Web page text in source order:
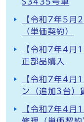
【令和7年5月
（単価契約）
【令和7年4月
正部品購入
【令和7年4月
ン（追加3台）
【令和7年4月